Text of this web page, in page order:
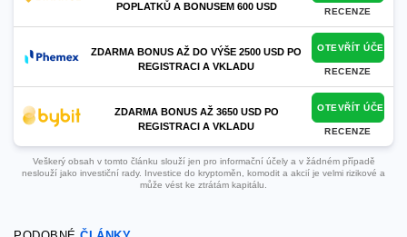
POPLATKŮ A BONUSEM 600 USD
RECENZE
ZDARMA BONUS AŽ DO VÝŠE 2500 USD PO
REGISTRACI A VKLADU
OTEVŘÍT ÚČET
RECENZE
ZDARMA BONUS AŽ 3650 USD PO
REGISTRACI A VKLADU
OTEVŘÍT ÚČET
RECENZE
Veškerý obsah v tomto článku slouží jen pro informační účely a v žádném případě
neslouží jako investiční rady. Investice do kryptoměn, komodit a akcií je velmi rizikové a
může vést ke ztrátám kapitálu.